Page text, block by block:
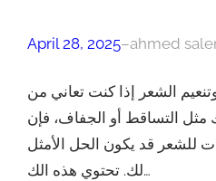
April 28, 2025–ahmed
الشعر إذا كنت تعاني من
التساقط أو الجفاف، فإن
للشعر قد يكون الحل الأمثل
لك. تحتوي هذه الك…